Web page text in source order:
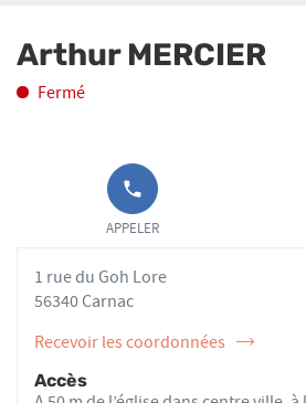
AFO
Arthur MERCIER
Fermé
APPELER LE
POINT DE
VENTE
MERCIER AU
APPELER
1 rue du Goh Lore
56340 Carnac
Recevoir les coordonnées
de
l'ostéopathe
Arthur
Accès